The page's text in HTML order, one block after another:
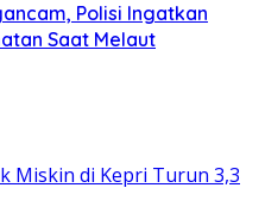
Polisi Ingatkan
Saat Melaut